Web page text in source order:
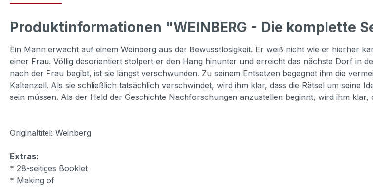
Produktinformationen "WEINBERG - Die komplette
Ein Mann erwacht auf einem Weinberg aus der Bewusstlosigkeit. Er weiß nicht wie er hierher
einer Frau. Völlig desorientiert stolpert er den Hang hinunter und erreicht das nächste Dorf in
nach der Frau begibt, ist sie längst verschwunden. Zu seinem Entsetzen begegnet ihm die
Kaltenzell. Als sie schließlich tatsächlich verschwindet, wird ihm klar, dass die Rätsel um seine
sein müssen. Als der Held der Geschichte Nachforschungen anzustellen beginnt, wird ihm klar,
Originaltitel: Weinberg
Extras:
* 28-seitiges Booklet
* Making of